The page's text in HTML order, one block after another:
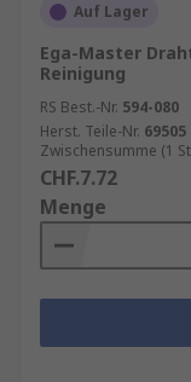
Auf Lager
Ega-Master
Reinigung
RS Best.-Nr. 594-080
Herst. Teile-Nr. 69505
Zwischensumme (1
CHF.7.72
Menge